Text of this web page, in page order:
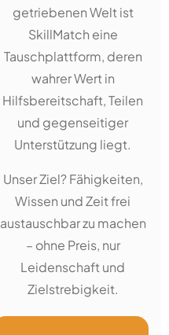
getriebenen Welt ist
SkillMatch eine
Tauschplattform, deren
wahrer Wert in
Hilfsbereitschaft, Teilen
und gegenseitiger
Unterstützung liegt.
Unser Ziel? Fähigkeiten,
Wissen und Zeit frei
austauschbar zu machen
– ohne Preis, nur
Leidenschaft und
Zielstrebigkeit.